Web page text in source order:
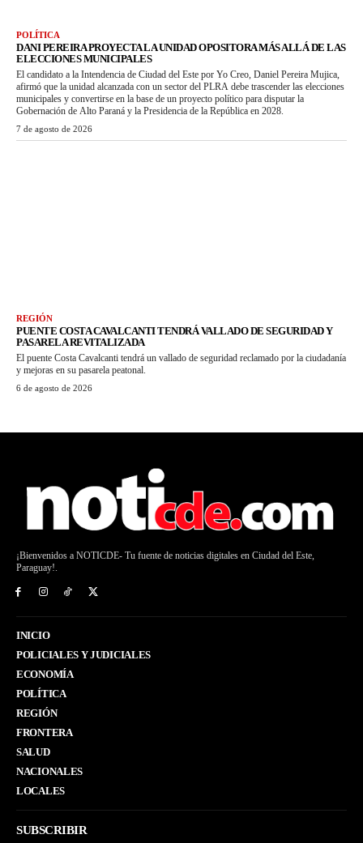
POLÍTICA
DANI PEREIRA PROYECTA LA UNIDAD OPOSITORA MÁS ALLÁ DE LAS
ELECCIONES MUNICIPALES
El candidato a la Intendencia de Ciudad del Este por Yo Creo, Daniel Pereira Mujica,
afirmó que la unidad alcanzada con un sector del PLRA debe trascender las elecciones
municipales y convertirse en la base de un proyecto político para disputar la
Gobernación de Alto Paraná y la Presidencia de la República en 2028.
7 de agosto de 2026
REGIÓN
PUENTE COSTA CAVALCANTI TENDRÁ VALLADO DE SEGURIDAD Y
PASARELA REVITALIZADA
El puente Costa Cavalcanti tendrá un vallado de seguridad reclamado por la ciudadanía
y mejoras en su pasarela peatonal.
6 de agosto de 2026
¡Bienvenidos a NOTICDE- Tu fuente de noticias digitales en Ciudad del Este,
Paraguay!.
INICIO
POLICIALES Y JUDICIALES
ECONOMÍA
POLÍTICA
REGIÓN
FRONTERA
SALUD
NACIONALES
LOCALES
SUBSCRIBIR